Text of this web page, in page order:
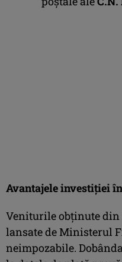
Avantajele investiției
Veniturile obținute
lansate de Ministerul
neimpozabile.